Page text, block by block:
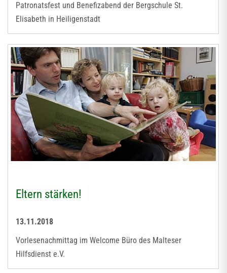
Patronatsfest und Benefizabend der Bergschule St.
Elisabeth in Heiligenstadt
Eltern stärken!
13.11.2018
Vorlesenachmittag im Welcome Büro des Malteser
Hilfsdienst e.V.